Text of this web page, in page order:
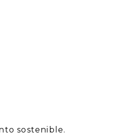
sostenible.